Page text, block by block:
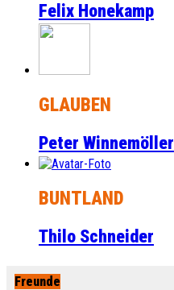
Felix Honekamp
GLAUBEN
Peter Winnemöller
BUNTLAND
Thilo Schneider
Freunde